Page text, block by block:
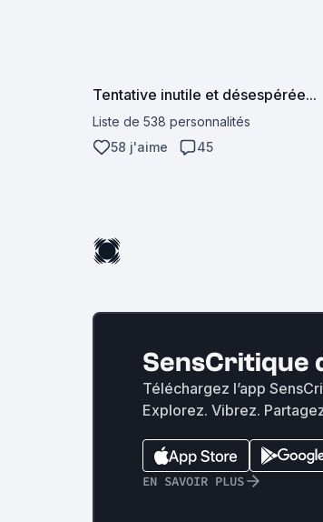
Tentative inutile et désespérée...
Liste de 538 personnalités
58 j'aime
45
SensCritique
Téléchargez l’app
Explorez. Vibrez.
EN SAVOIR PLUS